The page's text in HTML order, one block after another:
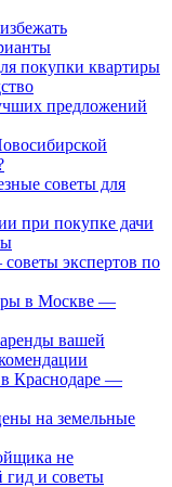
покупки квартиры
предложений
советы для
при покупке дачи
экспертов по
в Москве —
вашей
Краснодаре —
на земельные
не
гид и советы